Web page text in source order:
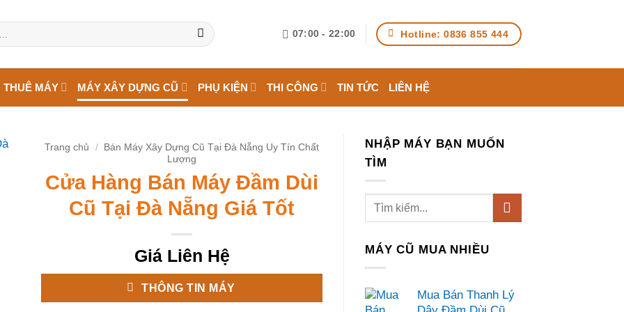
07:00 - 22:00 Hotline: 0836 855 444
THUÊ MÁY MÁY XÂY DỰNG CŨ PHỤ KIỆN THI CÔNG TIN TỨC LIÊN HỆ
Trang chủ / Bán Máy Xây Dựng Cũ Tại Đà Nẵng Uy Tín Chất
Lượng
Cửa Hàng Bán Máy Đầm Dùi
Cũ Tại Đà Nẵng Giá Tốt
Giá Liên Hệ
THÔNG TIN MÁY
NHẬP MÁY BẠN MUỐN
TÌM
MÁY CŨ MUA NHIỀU
Mua Bán Thanh Lý